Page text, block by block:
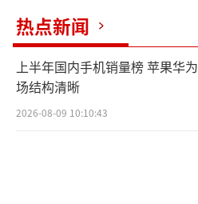
空间有限的老将，则需谨
（责任编辑：卢其
热点新闻
上半年国内手机销量榜 苹果华
场结构清晰
2026-08-09 10:10:43